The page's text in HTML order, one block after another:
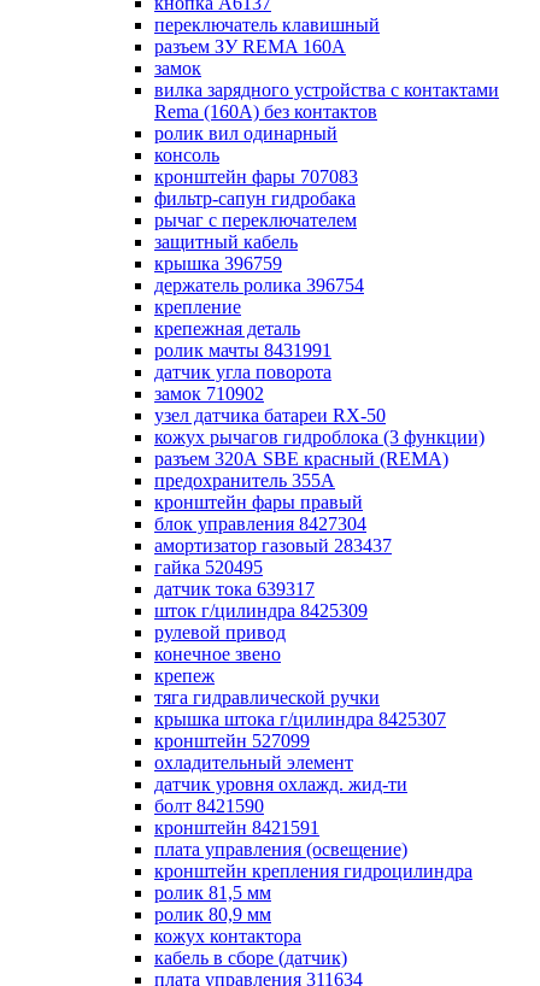
переключатель клавишный
разъем ЗУ REMA 160А
замок
вилка зарядного устройства с контактами
Rema (160А) без контактов
ролик вил одинарный
консоль
кронштейн фары 707083
фильтр-сапун гидробака
рычаг с переключателем
защитный кабель
крышка 396759
держатель ролика 396754
крепление
крепежная деталь
ролик мачты 8431991
датчик угла поворота
замок 710902
узел датчика батареи RX-50
кожух рычагов гидроблока (3 функции)
разъем 320А SBE красный (REMA)
предохранитель 355А
кронштейн фары правый
блок управления 8427304
амортизатор газовый 283437
гайка 520495
датчик тока 639317
шток г/цилиндра 8425309
рулевой привод
конечное звено
крепеж
тяга гидравлической ручки
крышка штока г/цилиндра 8425307
кронштейн 527099
охладительный элемент
датчик уровня охлажд. жид-ти
болт 8421590
кронштейн 8421591
плата управления (освещение)
кронштейн крепления гидроцилиндра
ролик 81,5 мм
ролик 80,9 мм
кожух контактора
кабель в сборе (датчик)
плата управления 311634